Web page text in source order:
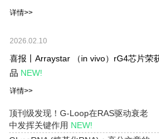
详情>>
2026.02.10
喜报丨Arraystar （in vivo）rG4芯片荣
品 NEW!
详情>>
顶刊级发现！G-Loop在RAS驱动衰老
中发挥关键作用 NEW!